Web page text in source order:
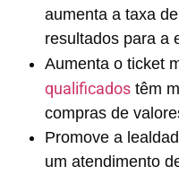
aumenta a taxa
resultados para a
Aumenta o ticket
qualificados têm
compras de
Promove a
um atendimento